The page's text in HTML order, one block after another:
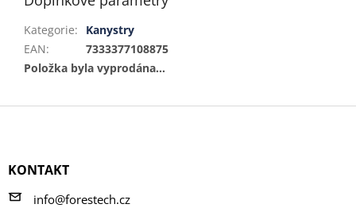
Kategorie:
Kanystry
EAN:
7333377108875
Položka byla vyprodána…
Z
KONTAKT
info@forestech.cz